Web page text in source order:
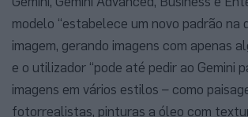
modelo “estabelece um novo padrão na
imagem, gerando imagens com apenas
e o utilizador “pode até pedir ao Gemini
imagens em vários estilos – como
fotorrealistas, pinturas a óleo com